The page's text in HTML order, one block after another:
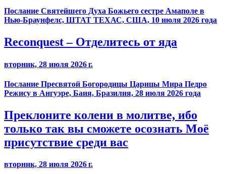
Послание Святейшего Духа Божьего сестре Амаполе в
Нью-Браунфелс, ШТАТ ТЕХАС, США, 10 июля 2026 года
Reconquest – Отделитесь от яда
вторник, 28 июля 2026 г.
Послание Пресвятой Богородицы Царицы Мира Педро
Режису в Ангуэре, Баия, Бразилия, 28 июля 2026 года
Преклоните колени в молитве, ибо
только так вы сможете осознать Моё
присутствие среди вас
вторник, 28 июля 2026 г.